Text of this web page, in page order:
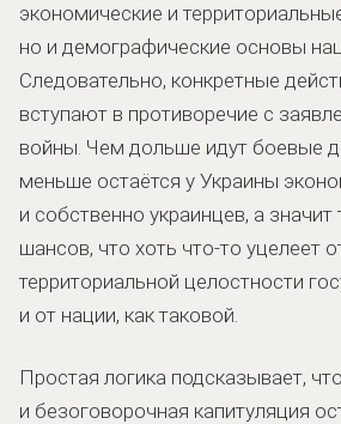
экономические и
но и демографические основы
Следовательно, конкретные
вступают в противоречие с
войны. Чем дольше идут боевые
меньше остаётся у Украины
и собственно украинцев, а
шансов, что хоть что-то уцелеет
территориальной целостности
и от нации, как таковой.
Простая логика подсказывает,
и безоговорочная капитуляция